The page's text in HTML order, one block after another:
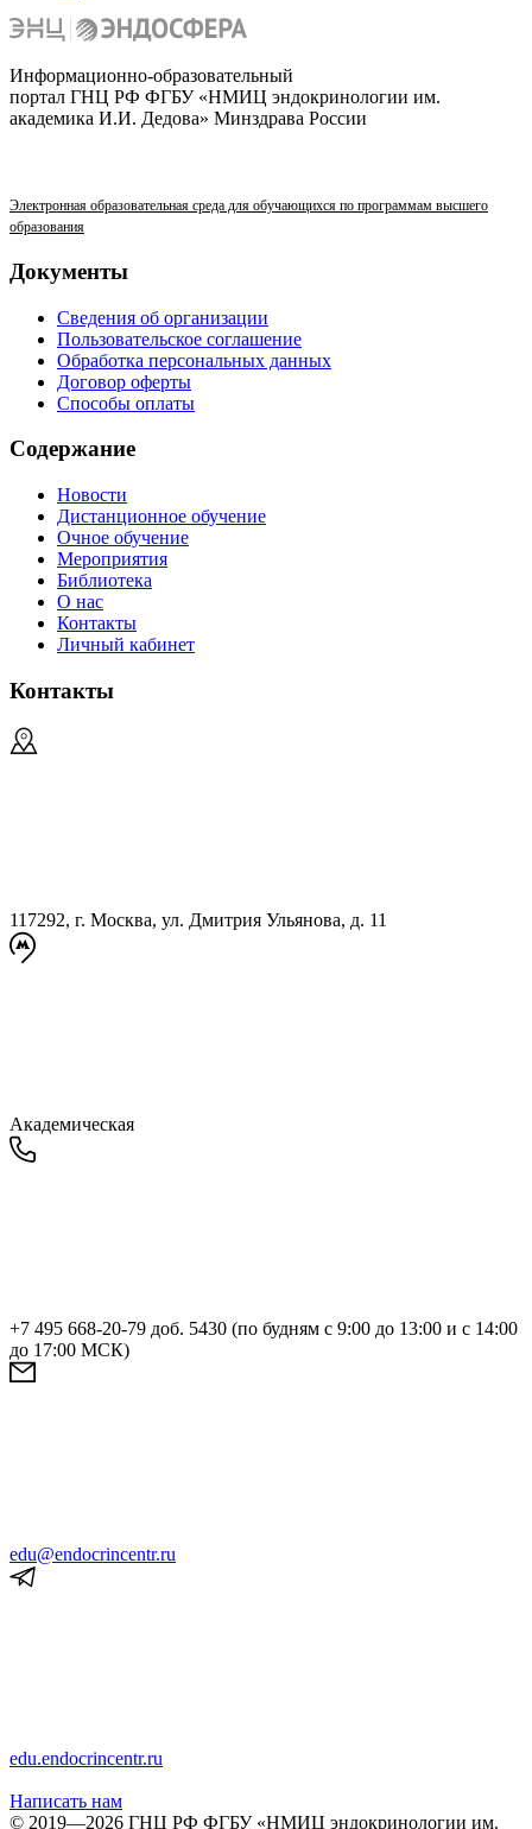
Информационно-образовательный
портал ГНЦ РФ ФГБУ «НМИЦ эндокринологии им.
академика И.И. Дедова» Минздрава России
Электронная образовательная среда для обучающихся по программам высшего
образования
Документы
Сведения об организации
Пользовательское соглашение
Обработка персональных данных
Договор оферты
Способы оплаты
Содержание
Новости
Дистанционное обучение
Очное обучение
Мероприятия
Библиотека
О нас
Контакты
Личный кабинет
Контакты
117292, г. Москва, ул. Дмитрия Ульянова, д. 11
Академическая
+7 495 668-20-79 доб. 5430 (по будням с 9:00 до 13:00 и с 14:00
до 17:00 МСК)
edu@endocrincentr.ru
edu.endocrincentr.ru
Написать нам
© 2019—2026 ГНЦ РФ ФГБУ «НМИЦ эндокринологии им.